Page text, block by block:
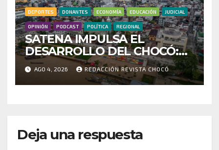
DEPORTES DONANTES ECONOMÍA EDUCACIÓN JUDICIAL
OPINIÓN PODCAST POLÍTICA REGIONAL
SATENA IMPULSA EL
DESARROLLO DEL CHOCÓ:
MÁS DE 35 MIL PASAJEROS
MOVILIZADOS Y NUEVAS
RUTAS FORTALECEN LA
AGO 4, 2026 REDACCIÓN REVISTA CHOCÓ
Deja una respuesta